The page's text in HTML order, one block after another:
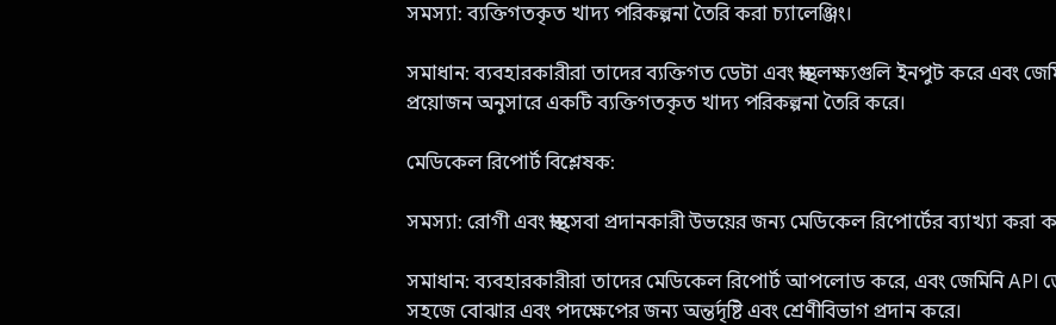
সমস্যা: ব্যক্তিগতকৃত খাদ্য পরিকল্পনা তৈরি করা চ্যালেঞ্জিং।
সমাধান: ব্যবহারকারীরা তাদের ব্যক্তিগত ডেটা এবং স্বাস্থ্য লক্ষ্যগুলি ইনপুট করে এবং
প্রয়োজন অনুসারে একটি ব্যক্তিগতকৃত খাদ্য পরিকল্পনা তৈরি করে।
মেডিকেল রিপোর্ট বিশ্লেষক:
সমস্যা: রোগী এবং স্বাস্থ্যসেবা প্রদানকারী উভয়ের জন্য মেডিকেল রিপোর্টের ব্যাখ্যা করা
সমাধান: ব্যবহারকারীরা তাদের মেডিকেল রিপোর্ট আপলোড করে, এবং জেমিনি API
সহজে বোঝার এবং পদক্ষেপের জন্য অন্তর্দৃষ্টি এবং শ্রেণীবিভাগ প্রদান করে।